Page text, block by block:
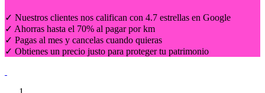
✓ Nuestros clientes nos califican con 4.7 estrellas en Google
✓ Ahorras hasta el 70% al pagar por km
✓ Pagas al mes y cancelas cuando quieras
✓ Obtienes un precio justo para proteger tu patrimonio